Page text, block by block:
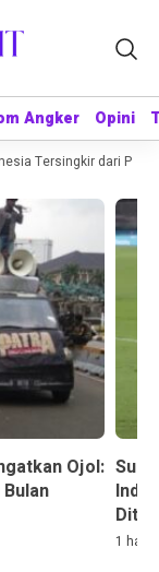
Angker Opini
Angker Opini
Tersingkir dari Piala
Ojol:
1 hari